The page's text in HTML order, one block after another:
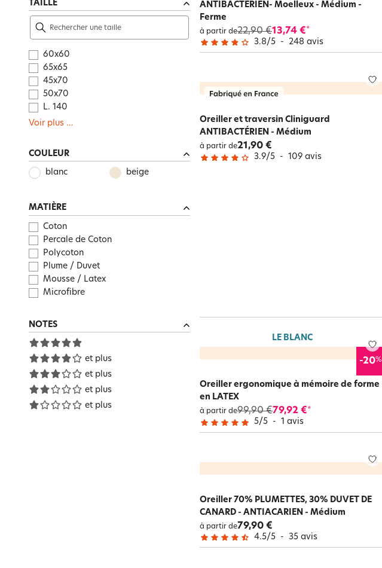
TAILLE
60x60
65x65
45x70
50x70
L. 140
Voir plus …
COULEUR
blanc beige
MATIÈRE
Coton
Percale de Coton
Polycoton
Plume / Duvet
Mousse / Latex
Microfibre
NOTES
et plus
et plus
et plus
et plus
ANTIBACTÉRIEN- Moelleux - Médium -
Ferme
à partir de22,90 €13,74 €*
3.8/5 - 248 avis
Oreiller et traversin Cliniguard
ANTIBACTÉRIEN - Médium
à partir de21,90 €
3.9/5 - 109 avis
LE BLANC
-20%
Oreiller ergonomique à mémoire de forme
en LATEX
à partir de99,90 €79,92 €*
5/5 - 1 avis
Oreiller 70% PLUMETTES, 30% DUVET DE
CANARD - ANTIACARIEN - Médium
à partir de79,90 €
4.5/5 - 35 avis